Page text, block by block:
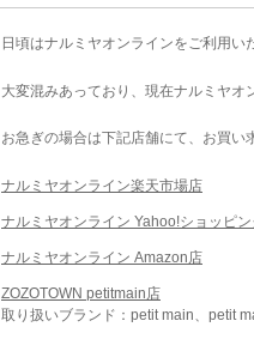
日頃はナルミヤオンラインをご利用い
大変混みあっており、現在ナルミヤオ
お急ぎの場合は下記店舗にて、お買い
ナルミヤオンライン楽天市場店
ナルミヤオンライン Yahoo!ショッピ
ナルミヤオンライン Amazon店
ZOZOTOWN petitmain店
取り扱いブランド：petit main、petit